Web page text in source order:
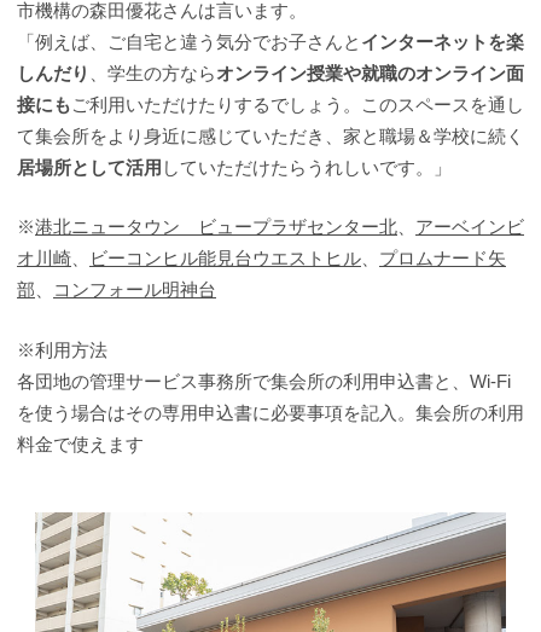
市機構の森田優花さんは言います。
「例えば、ご自宅と違う気分でお子さんと インターネットを楽
しんだり
、学生の方ならオンライン授業や就職のオンライン面
接にもご利用いただけたりするでしょう。このスペースを通し
て集会所をより身近に感じていただき、家と職場＆学校に続く
居場所として活用 していただけたらうれしいです。」
※港北ニュータウン ビュープラザセンター北
アーベインビ
オ川崎
ビーコンヒル能見台ウエストヒル
プロムナード矢
部
コンフォール明神台
※利用方法
各団地の管理サービス事務所で集会所の利用申込書と、Wi-Fi
を使う場合はその専用申込書に必要事項を記入。集会所の利用
料金で使えます